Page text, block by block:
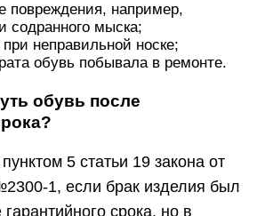
повреждения, например,
содранного мыска;
неправильной носке;
обувь побывала в ремонте.
обувь после
5 статьи 19 закона от
1, если брак изделия был
срока, но в